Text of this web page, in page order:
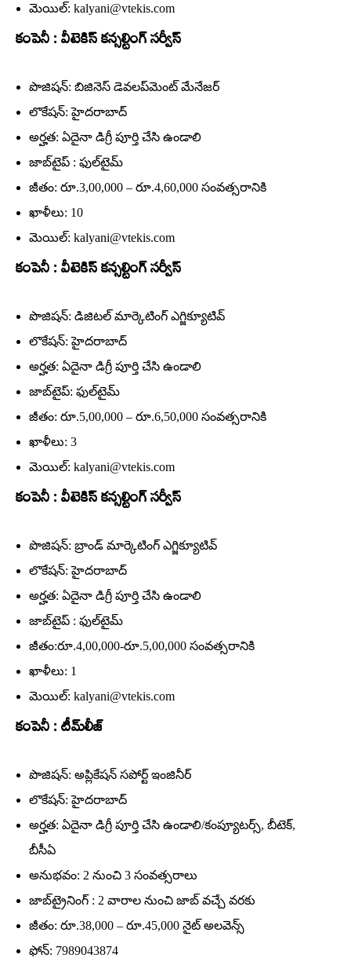
మెయిల్‌: kalyani@vtekis.com
కంపెనీ : వీటెకిస్‌ కన్సల్టింగ్‌ సర్వీస్‌
పొజిషన్‌: బిజినెస్‌ డెవలప్‌మెంట్‌ మేనేజర్‌
లొకేషన్‌: హైదరాబాద్‌
అర్హత: ఏదైనా డిగ్రీ పూర్తి చేసి ఉండాలి
జాబ్‌టైప్‌ : ఫుల్‌టైమ్‌
జీతం: రూ.3,00,000 – రూ.4,60,000 సంవత్సరానికి
ఖాళీలు: 10
మెయిల్‌: kalyani@vtekis.com
కంపెనీ : వీటెకిస్‌ కన్సల్టింగ్‌ సర్వీస్‌
పొజిషన్‌: డిజిటల్‌ మార్కెటింగ్‌ ఎగ్జిక్యూటివ్‌
లొకేషన్‌: హైదరాబాద్‌
అర్హత: ఏదైనా డిగ్రీ పూర్తి చేసి ఉండాలి
జాబ్‌టైప్‌: ఫుల్‌టైమ్‌
జీతం: రూ.5,00,000 – రూ.6,50,000 సంవత్సరానికి
ఖాళీలు: 3
మెయిల్‌: kalyani@vtekis.com
కంపెనీ : వీటెకిస్‌ కన్సల్టింగ్‌ సర్వీస్‌
పొజిషన్‌: బ్రాండ్‌ మార్కెటింగ్‌ ఎగ్జిక్యూటివ్‌
లొకేషన్‌: హైదరాబాద్‌
అర్హత: ఏదైనా డిగ్రీ పూర్తి చేసి ఉండాలి
జాబ్‌టైప్‌ : ఫుల్‌టైమ్‌
జీతం:రూ.4,00,000-రూ.5,00,000 సంవత్సరానికి
ఖాళీలు: 1
మెయిల్‌: kalyani@vtekis.com
కంపెనీ : టీమ్‌లీజ్‌
పొజిషన్‌: అప్లికేషన్‌ సపోర్ట్‌ ఇంజినీర్‌
లొకేషన్‌: హైదరాబాద్‌
అర్హత: ఏదైనా డిగ్రీ పూర్తి చేసి ఉండాలి/కంప్యూటర్స్‌, బీటెక్‌,
బీసీఏ
అనుభవం: 2 నుంచి 3 సంవత్సరాలు
జాబ్‌ట్రైనింగ్‌ : 2 వారాల నుంచి జాబ్‌ వచ్చే వరకు
జీతం: రూ.38,000 – రూ.45,000 నైట్‌ అలవెన్స్‌
ఫోన్‌: 7989043874